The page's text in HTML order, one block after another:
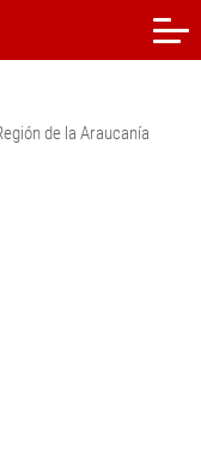
de la Araucanía